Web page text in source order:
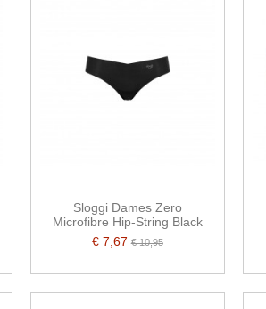
Sloggi Dames Zero
Microfibre Hip-String Black
€ 7,67€ 10,95